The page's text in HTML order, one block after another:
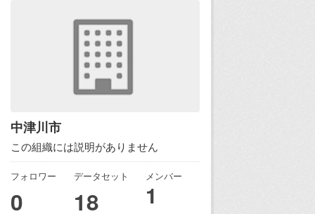
中津川市
この組織には説明がありません
フォロワー
0
データセット
18
メンバー
1